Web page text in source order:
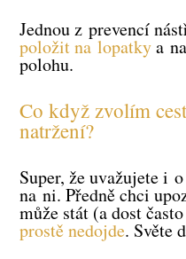
Jednou z prevencí
položit na lopatkya
polohu.
Co když zvolím
natržení?
Super, že uvažujete i
na ni. Předně chci
může stát (a dost
prostě nedojde. Světe